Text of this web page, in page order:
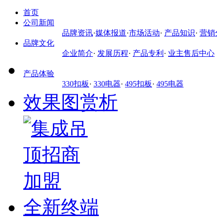
首页
公司新闻
品牌资讯·媒体报道·市场活动· 产品知识· 营销
品牌文化
企业简介· 发展历程· 产品专利 · 业主售后中心
产品体验
330扣板· 330电器· 495扣板· 495电器
效果图赏析
全新终端